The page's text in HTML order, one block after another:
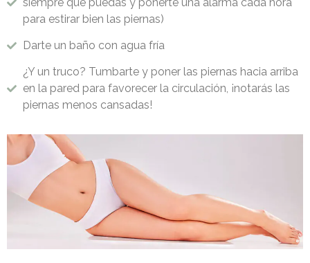
siempre que puedas y ponerte una alarma cada hora
para estirar bien las piernas)
Darte un baño con agua fría
¿Y un truco? Tumbarte y poner las piernas hacia arriba
en la pared para favorecer la circulación, ¡notarás las
piernas menos cansadas!